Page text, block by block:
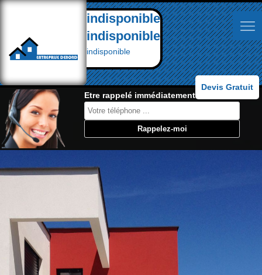
indisponible
indisponible
indisponible
Devis Gratuit
Etre rappelé immédiatement: